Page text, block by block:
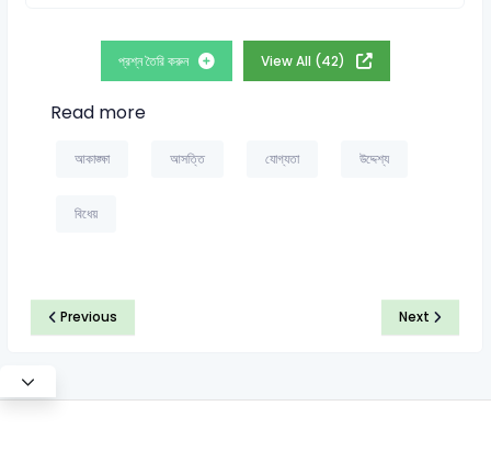
প্রশ্ন তৈরি করুন View All (42)
Read more
আকাঙ্ক্ষা আসত্তি যোগ্যতা উদ্দেশ্য
বিধেয়
Previous Next